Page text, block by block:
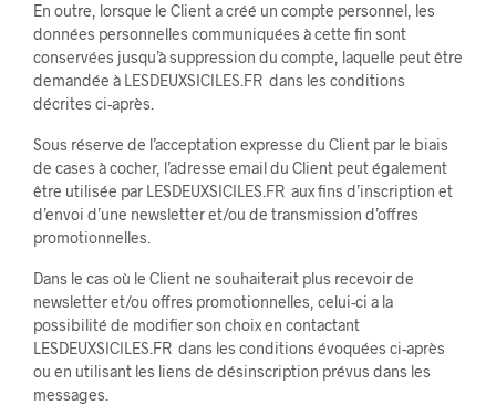
En outre, lorsque le Client a créé un compte personnel, les
données personnelles communiquées à cette fin sont
conservées jusqu’à suppression du compte, laquelle peut être
demandée à LESDEUXSICILES.FR dans les conditions
décrites ci-après.
Sous réserve de l’acceptation expresse du Client par le biais
de cases à cocher, l’adresse email du Client peut également
être utilisée par LESDEUXSICILES.FR aux fins d’inscription et
d’envoi d’une newsletter et/ou de transmission d’offres
promotionnelles.
Dans le cas où le Client ne souhaiterait plus recevoir de
newsletter et/ou offres promotionnelles, celui-ci a la
possibilité de modifier son choix en contactant
LESDEUXSICILES.FR dans les conditions évoquées ci-après
ou en utilisant les liens de désinscription prévus dans les
messages.